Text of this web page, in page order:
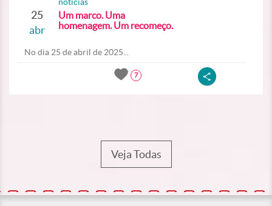
25
abr
noticias
Um marco. Uma
homenagem. Um recomeço.
No dia 25 de abril de 2025...
7
Veja Todas